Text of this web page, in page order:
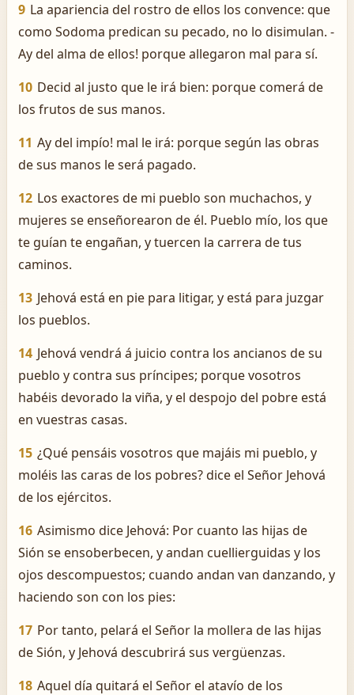
9 La apariencia del rostro de ellos los convence: que
como Sodoma predican su pecado, no lo disimulan. ­
Ay del alma de ellos! porque allegaron mal para sí.
10 Decid al justo que le irá bien: porque comerá de
los frutos de sus manos.
11 Ay del impío! mal le irá: porque según las obras
de sus manos le será pagado.
12 Los exactores de mi pueblo son muchachos, y
mujeres se enseñorearon de él. Pueblo mío, los que
te guían te engañan, y tuercen la carrera de tus
caminos.
13 Jehová está en pie para litigar, y está para juzgar
los pueblos.
14 Jehová vendrá á juicio contra los ancianos de su
pueblo y contra sus príncipes; porque vosotros
habéis devorado la viña, y el despojo del pobre está
en vuestras casas.
15 ¿Qué pensáis vosotros que majáis mi pueblo, y
moléis las caras de los pobres? dice el Señor Jehová
de los ejércitos.
16 Asimismo dice Jehová: Por cuanto las hijas de
Sión se ensoberbecen, y andan cuellierguidas y los
ojos descompuestos; cuando andan van danzando, y
haciendo son con los pies:
17 Por tanto, pelará el Señor la mollera de las hijas
de Sión, y Jehová descubrirá sus vergüenzas.
18 Aquel día quitará el Señor el atavío de los